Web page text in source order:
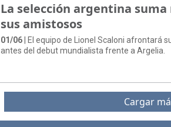
La selección argentina
sus amistosos
01/06 | El equipo de Lionel Scaloni afrontará
antes del debut mundialista frente a Argelia.
Cargar